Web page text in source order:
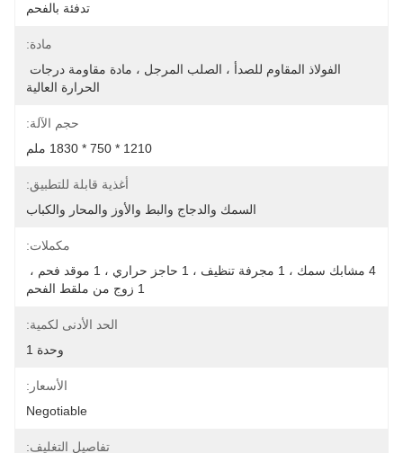
تدفئة بالفحم
مادة:
الحرارة العالية
حجم الآلة:
1210 * 750 * 1830 ملم
أغذية قابلة للتطبيق:
السمك والدجاج والبط والأوز والمحار والكباب
مكملات:
1 زوج من ملقط الفحم
الحد الأدنى لكمية:
وحدة 1
الأسعار:
Negotiable
تفاصيل التغليف: